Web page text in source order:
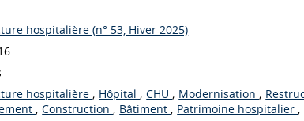
hospitalière (n° 53, Hiver 2025)
hospitalière ; Hôpital ; CHU ; Modernisation ;
; Construction ; Bâtiment ; Patrimoine hospitalier ;